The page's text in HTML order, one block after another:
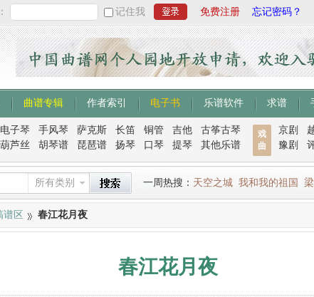
记住我 免费注册 忘记密码？
曲谱专辑 作者索引 电子书 乐谱软件 求谱
电子琴 手风琴 萨克斯 长笛 铜管 吉他
古筝古琴
葫芦丝 胡琴谱 琵琶谱 扬琴 口琴 提琴 其他乐谱
戏
曲
京剧
豫剧
所有类别 一周热搜： 天空之城 我和我的祖国
谱区 春江花月夜
春江花月夜